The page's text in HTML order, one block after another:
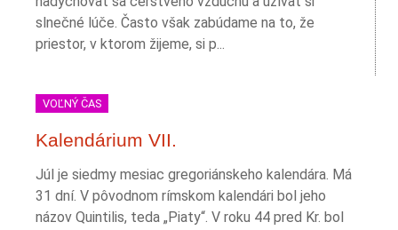
slnečné lúče. Často však zabúdame na to, že
priestor, v ktorom žijeme, si p...
VOĽNÝ ČAS
Kalendárium VII.
Júl je siedmy mesiac gregoriánskeho kalendára. Má
31 dní. V pôvodnom rímskom kalendári bol jeho
názov Quintilis, teda „Piaty“. V roku 44 pred Kr. bol